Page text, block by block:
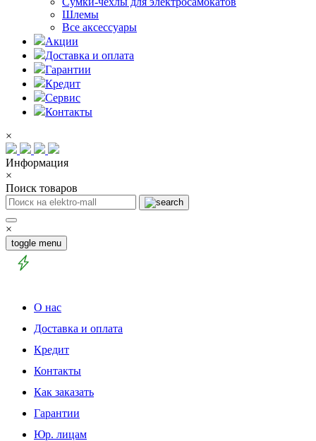
Шлемы
Все аксессуары
Акции
Доставка и оплата
Гарантии
Кредит
Сервис
Контакты
×
Информация
×
Поиск товаров
×
toggle menu
О нас
Доставка и оплата
Кредит
Контакты
Как заказать
Гарантии
Юр. лицам